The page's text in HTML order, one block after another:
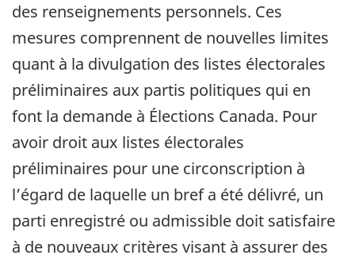
des renseignements personnels. Ces
mesures comprennent de nouvelles limites
quant à la divulgation des listes électorales
préliminaires aux partis politiques qui en
font la demande à Élections Canada. Pour
avoir droit aux listes électorales
préliminaires pour une circonscription à
l’égard de laquelle un bref a été délivré, un
parti enregistré ou admissible doit satisfaire
à de nouveaux critères visant à assurer des